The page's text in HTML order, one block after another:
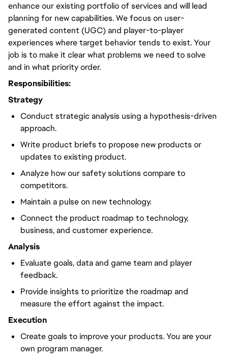
enhance our existing portfolio of services and will lead
planning for new capabilities. We focus on user-
generated content (UGC) and player-to-player
experiences where target behavior tends to exist. Your
job is to make it clear what problems we need to solve
and in what priority order.
Responsibilities:
Strategy
Conduct strategic analysis using a hypothesis-driven
approach.
Write product briefs to propose new products or
updates to existing product.
Analyze how our safety solutions compare to
competitors.
Maintain a pulse on new technology.
Connect the product roadmap to technology,
business, and customer experience.
Analysis
Evaluate goals, data and game team and player
feedback.
Provide insights to prioritize the roadmap and
measure the effort against the impact.
Execution
Create goals to improve your products. You are your
own program manager.